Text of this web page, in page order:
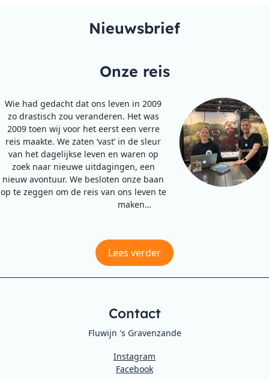
Nieuwsbrief
Onze reis
Wie had gedacht dat ons leven in 2009
zo drastisch zou veranderen. Het was
2009 toen wij voor het eerst een verre
reis maakte. We zaten ‘vast’ in de sleur
van het dagelijkse leven en waren op
zoek naar nieuwe uitdagingen, een
nieuw avontuur. We besloten onze baan
op te zeggen om de reis van ons leven te
maken…
Lees verder
Contact
Fluwijn 's Gravenzande
Instagram
Facebook